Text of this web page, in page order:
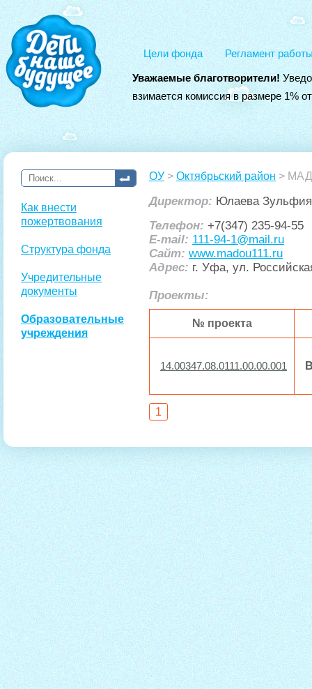
Цели фонда Регламент
Уважаемые благотворители!
взимается комиссия в размере 1%
Как внести
пожертвования
Структура фонда
Учредительные
документы
Образовательные
учреждения
ОУ > Октябрьский район >
Директор: Юлаева
Телефон: +7(347) 235-94-55
E-mail: 111-94-1@mail.ru
Сайт: www.madou111.ru
Адрес: г. Уфа, ул.
Проекты:
№ проекта
14.00347.08.0111.00.00.001
1